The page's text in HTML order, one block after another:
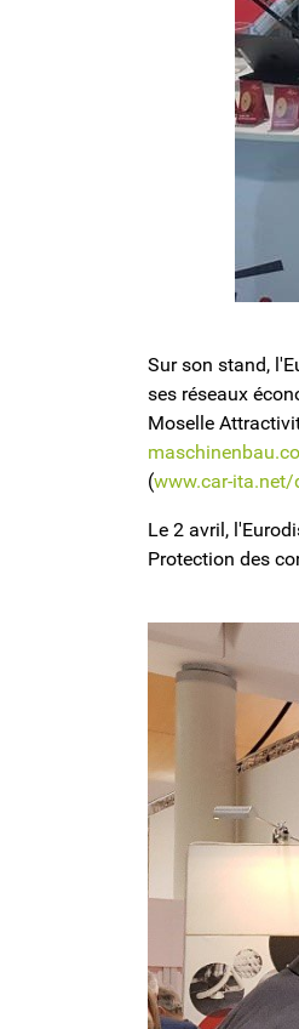
Sur son stand,
ses réseaux
Moselle
(www.car-ita.net/
Le 2 avril,
Protection des